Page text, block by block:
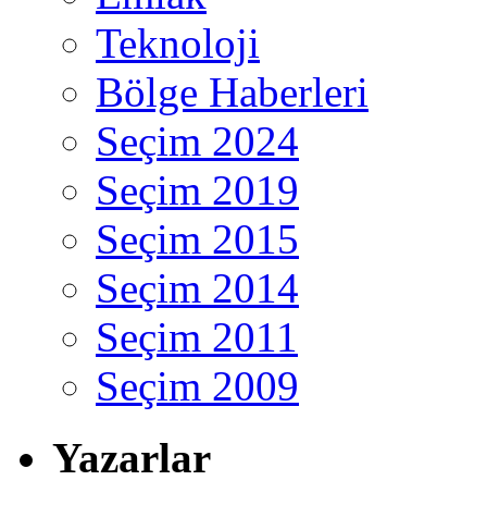
Teknoloji
Bölge Haberleri
Seçim 2024
Seçim 2019
Seçim 2015
Seçim 2014
Seçim 2011
Seçim 2009
Yazarlar